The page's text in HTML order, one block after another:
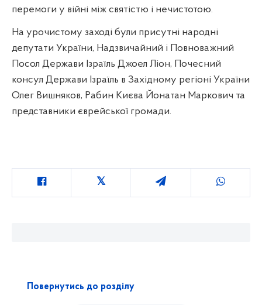
перемоги у війні між святістю і нечистотою.
На урочистому заході були присутні народні
депутати України, Надзвичайний і Повноважний
Посол Держави Ізраїль Джоел Ліон, Почесний
консул Держави Ізраїль в Західному регіоні України
Олег Вишняков, Рабин Києва Йонатан Маркович та
представники єврейської громади.
Повернутись до розділу